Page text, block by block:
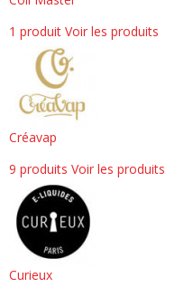
1 produit Voir les produits
Créavap
9 produits Voir les produits
Curieux